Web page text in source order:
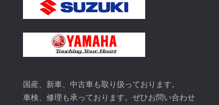
国産、新車、中古車も取り扱っております。
車検、修理も承っております。ぜひお問い合わせ